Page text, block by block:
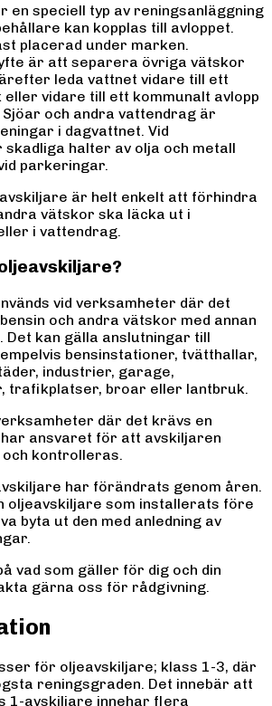
en speciell typ av reningsanläggning
kan kopplas till avloppet.
placerad under marken.
är att separera övriga vätskor
leda vattnet vidare till ett
vidare till ett kommunalt avlopp
och andra vattendrag är
i dagvattnet. Vid
halter av olja och metall
parkeringar.
är helt enkelt att förhindra
vätskor ska läcka ut i
i vattendrag.
vid verksamheter där det
och andra vätskor med annan
Det kan gälla anslutningar till
bensinstationer, tvätthallar,
industrier, garage,
trafikplatser, broar eller lantbruk.
där det krävs en
ansvaret för att avskiljaren
kontrolleras.
har förändrats genom åren.
oljeavskiljare som installerats före
byta ut den med anledning av
vad som gäller för dig och din
gärna oss för rådgivning.
för oljeavskiljare; klass 1-3, där
reningsgraden. Det innebär att
1-avskiljare innehar flera